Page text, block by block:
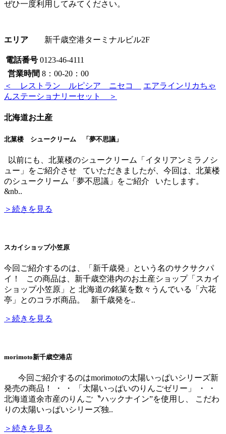
ぜひ一度利用してみてください。
エリア 新千歳空港ターミナルビル2F
電話番号 0123-46-4111
営業時間 8：00-20：00
＜ レストラン ルピシア ニセコ
エアラインリカちゃ
んステーショナリーセット ＞
北海道お土産
北菓楼 シュークリーム 「夢不思議」
以前にも、北菓楼のシュークリーム「イタリアンミラノシ
ュー」をご紹介させ ていただきましたが、今回は、北菓楼
のシュークリーム「夢不思議」をご紹介 いたします。
&nb..
＞続きを見る
スカイショップ小笠原
今回ご紹介するのは、「新千歳発」という名のサクサクパ
イ！ この商品は、新千歳空港内のお土産ショップ「スカイ
ショップ小笠原」と 北海道の銘菓を数々うんでいる「六花
亭」とのコラボ商品。 新千歳発を..
＞続きを見る
morimoto新千歳空港店
今回ご紹介するのはmorimotoの太陽いっぱいシリーズ新
発売の商品！ ・ ・ 「太陽いっぱいのりんごゼリー」 ・ ・
北海道道余市産のりんご〝ハックナイン”を使用し、 こだわ
りの太陽いっぱいシリーズ独..
＞続きを見る